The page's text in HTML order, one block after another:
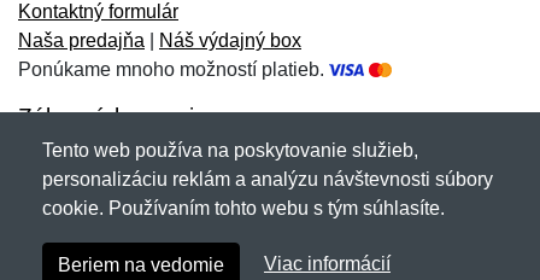
Kontaktný formulár
Naša predajňa
Náš výdajný box
Ponúkame mnoho možností platieb.
Zákaznícky servis
Novinky emailom
Copyright © 2007-2026 (19 rokov s vami)Netnakup.sk
Tento web používa na poskytovanie služieb,
personalizáciu reklám a analýzu návštevnosti súbory
cookie. Používaním tohto webu s tým súhlasíte.
Beriem na vedomie Viac informácií